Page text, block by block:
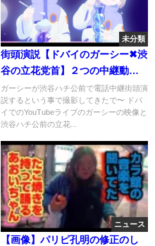
未分類
街頭演説【ドバイのガーシー✖渋
谷の立花党首】２つの中継動画
を合体！状況が良く分かるで！
2022年6月26日【目次有り】
【ノーカット】
ガーシーが渋谷ハチ公前で電話中継街頭演
説するという事で撮影してきたで〜 ドバ
イでのYouTubeライブのガーシーの映像と
渋谷ハチ公前の立花...
ニュース
【画像】パリピ孔明の修正のし